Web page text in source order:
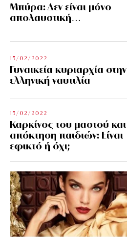
Μπύρα: Δεν είναι μόνο
απολαυστική…
15/02/2022
Γυναικεία κυριαρχία στην
ελληνική ναυτιλία
15/02/2022
Καρκίνος του μαστού και
απόκτηση παιδιών: Είναι
εφικτό ή όχι;